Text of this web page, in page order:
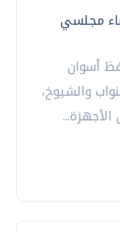
مجلسي
أسوان
والشيوخ،